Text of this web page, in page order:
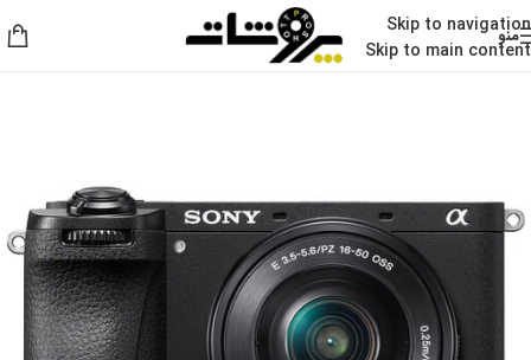
Skip to navigation
Skip to main content
منو